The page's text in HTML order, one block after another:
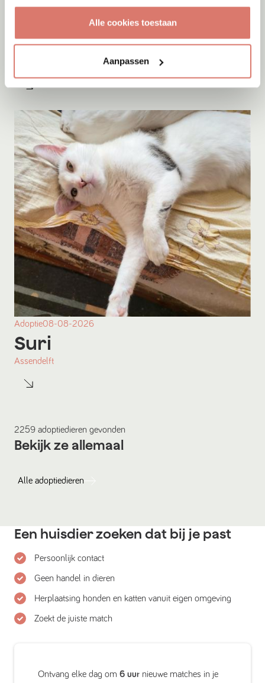
Alle cookies toestaan
Aanpassen
08-08-2026
Beertje
Adoptie08-08-2026
Suri
Assendelft
2259 adoptiedieren gevonden
Bekijk ze allemaal
Alle adoptiedieren
Een huisdier zoeken dat bij je past
Persoonlijk contact
Geen handel in dieren
Herplaatsing honden en katten vanuit eigen omgeving
Zoekt de juiste match
Ontvang elke dag om 6 uur nieuwe matches in je